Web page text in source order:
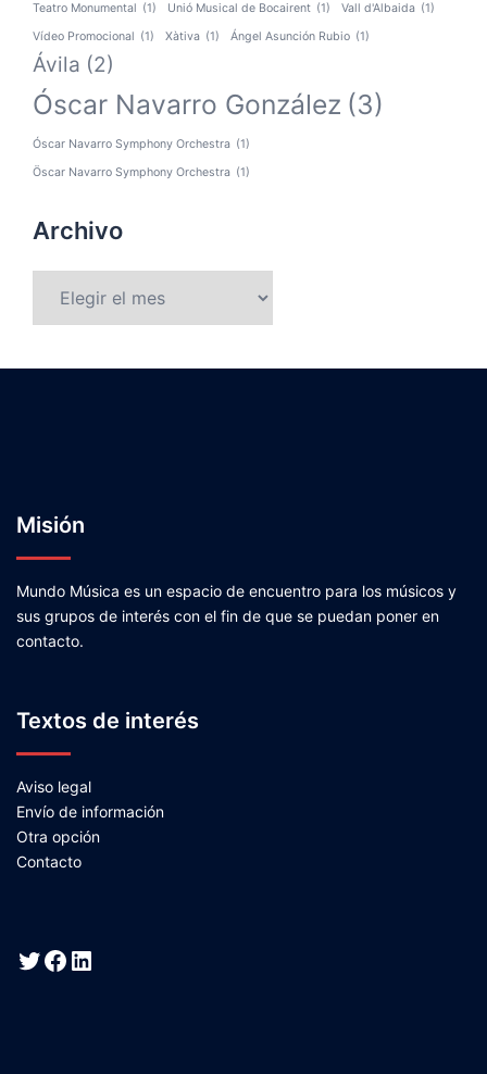
Teatro Monumental (1) Unió Musical de Bocairent (1) Vall d'Albaida (1)
Vídeo Promocional (1) Xàtiva (1) Ángel Asunción Rubio (1)
Ávila (2)
Óscar Navarro González (3)
Óscar Navarro Symphony Orchestra (1)
Öscar Navarro Symphony Orchestra (1)
Archivo
Misión
Mundo Música es un espacio de encuentro para los músicos y
sus grupos de interés con el fin de que se puedan poner en
contacto.
Textos de interés
Aviso legal
Envío de información
Otra opción
Contacto
Twitter
Facebook
LinkedIn